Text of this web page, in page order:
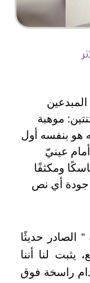
موهبة
هو بنفسه أول
عينيّ
ومكثفًا
جودة أي نص
“ الصادر حديثًا
يثبت لنا أننا
راسخة فوق